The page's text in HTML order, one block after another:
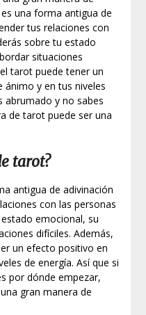
una forma antigua de
tus relaciones con
sobre tu estado
situaciones
tarot puede tener un
y en tus niveles
abrumado y no sabes
de tarot puede ser una
tarot?
antigua de adivinación
con las personas
emocional, su
difíciles. Además,
un efecto positivo en
de energía. Así que si
por dónde empezar,
gran manera de